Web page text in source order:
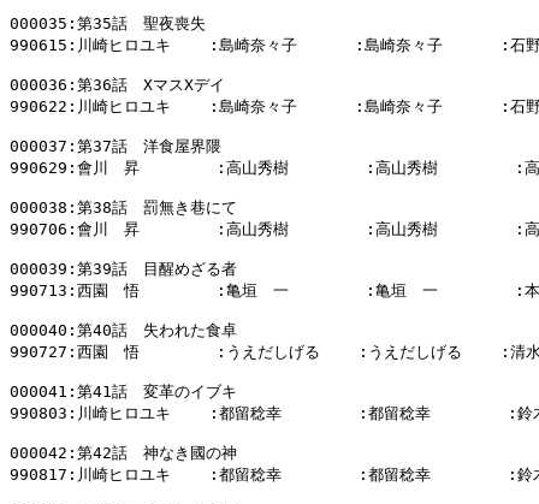
000035:第35話　聖夜喪失
990615:川崎ヒロユキ    :島崎奈々子      :島崎奈々子      :石野
000036:第36話　XマスXデイ
990622:川崎ヒロユキ    :島崎奈々子      :島崎奈々子      :石野
000037:第37話　洋食屋界隈
990629:會川　昇        :高山秀樹        :高山秀樹        :高
000038:第38話　罰無き巷にて
990706:會川　昇        :高山秀樹        :高山秀樹        :高
000039:第39話　目醒めざる者
990713:西園　悟        :亀垣　一        :亀垣　一        :本
000040:第40話　失われた食卓
990727:西園　悟        :うえだしげる    :うえだしげる    :清水
000041:第41話　変革のイブキ
990803:川崎ヒロユキ    :都留稔幸        :都留稔幸        :鈴
000042:第42話　神なき國の神
990817:川崎ヒロユキ    :都留稔幸        :都留稔幸        :鈴